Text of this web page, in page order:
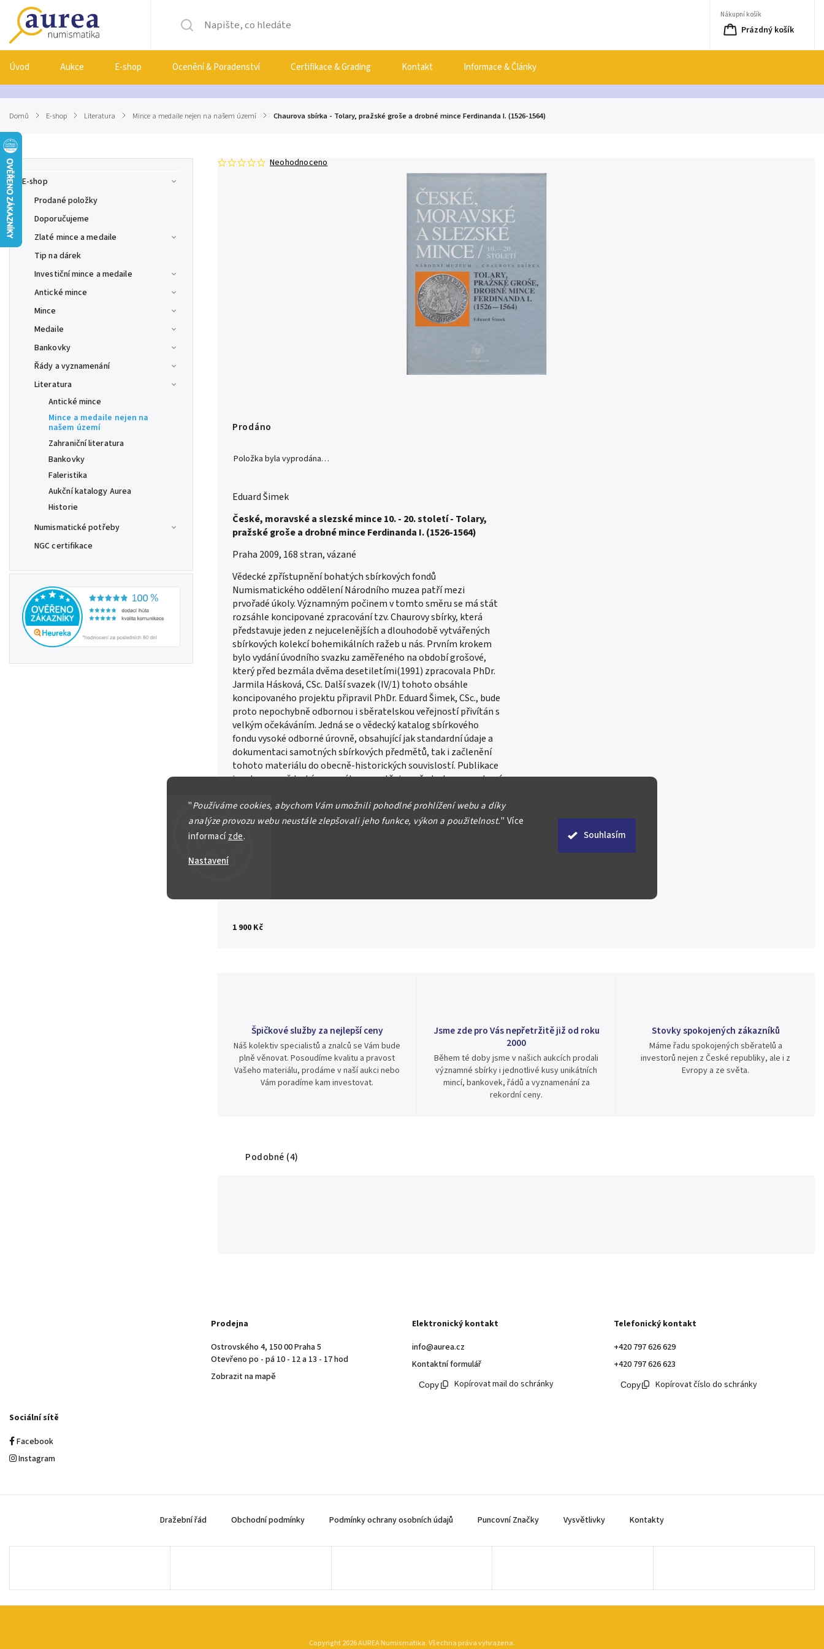
"Používáme cookies, abychom Vám umožnili pohodlné prohlížení webu a díky
analýze provozu webu neustále zlepšovali jeho funkce, výkon a použitelnost." Více
informacízde.
Nastavení
Souhlasím
Nákupní košík
Prázdný košík
Úvod Aukce E-shop Ocenění & Poradenství Certifikace & Grading Kontakt Informace & Články
Domů / E-shop / Literatura / Mince a medaile nejen na našem území / Chaurova sbírka - Tolary, pražské groše a drobné mince Ferdinanda I. (1526-1564)
E-shop
Prodané položky
Doporučujeme
Zlaté mince a medaile
Tip na dárek
Investiční mince a medaile
Antické mince
Mince
Medaile
Bankovky
Řády a vyznamenání
Literatura
Antické mince
Mince a medaile nejen na
našem území
Zahraniční literatura
Bankovky
Faleristika
Aukční katalogy Aurea
Historie
Numismatické potřeby
NGC certifikace
Neohodnoceno
1 900 Kč
Prodáno
Položka byla vyprodána…
Eduard Šimek
České, moravské a slezské mince 10. - 20. století - Tolary,
pražské groše a drobné mince Ferdinanda I. (1526-1564)
Praha 2009, 168 stran, vázané
Vědecké zpřístupnění bohatých sbírkových fondů
Numismatického oddělení Národního muzea patří mezi
prvořadé úkoly. Významným počinem v tomto směru se má stát
rozsáhle koncipované zpracování tzv. Chaurovy sbírky, která
představuje jeden z nejucelenějších a dlouhodobě vytvářených
sbírkových kolekcí bohemikálních ražeb u nás. Prvním krokem
bylo vydání úvodního svazku zaměřeného na období grošové,
který před bezmála dvěma desetiletími(1991) zpracovala PhDr.
Jarmila Hásková, CSc. Další svazek (IV/1) tohoto obsáhle
koncipovaného projektu připravil PhDr. Eduard Šimek, CSc., bude
proto nepochybně odbornou i sběratelskou veřejností přivítán s
velkým očekáváním. Jedná se o vědecký katalog sbírkového
fondu vysoké odborné úrovně, obsahující jak standardní údaje a
dokumentaci samotných sbírkových předmětů, tak i začlenění
tohoto materiálu do obecně-historických souvislostí. Publikace
je vybavena vědeckým aparátem a splňuje požadavky na moderní
Detailní informace
Špičkové služby za nejlepší ceny
Náš kolektiv specialistů a znalců se Vám bude
plně věnovat. Posoudíme kvalitu a pravost
Vašeho materiálu, prodáme v naší aukci nebo
Vám poradíme kam investovat.
Jsme zde pro Vás nepřetržitě již od roku
2000
Během té doby jsme v našich aukcích prodali
významné sbírky i jednotlivé kusy unikátních
mincí, bankovek, řádů a vyznamenání za
rekordní ceny.
Stovky spokojených zákazníků
Máme řadu spokojených sběratelů a
investorů nejen z České republiky, ale i z
Evropy a ze světa.
Podobné (4)
Prodejna
Ostrovského 4, 150 00 Praha 5
Otevřeno po - pá 10 - 12 a 13 - 17 hod
Zobrazit na mapě
Elektronický kontakt
info@aurea.cz
Kontaktní formulář
Kopírovat mail do schránky
Telefonický kontakt
+420 797 626 629
+420 797 626 623
Kopírovat číslo do schránky
Sociální sítě
Facebook
Instagram
Dražební řád Obchodní podmínky Podmínky ochrany osobních údajů Puncovní Značky Vysvětlivky Kontakty
Copyright 2026AUREA Numismatika. Všechna práva vyhrazena.